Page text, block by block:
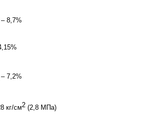
8,7%
– 7,2%
кг/см2 (2,8 МПа)